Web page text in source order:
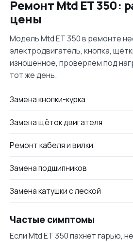
Ремонт Mtd ET 350:
цены
Модель Mtd ET 350 в ремонте
электродвигатель, кнопка,
изношенное, проверяем под
тот же день.
Замена кнопки-курка
Замена щёток двигателя
Ремонт кабеля и вилки
Замена подшипников
Замена катушки с леской
Частые симптомы
Если Mtd ET 350 пахнет гарью,